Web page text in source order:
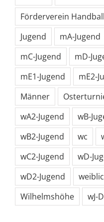
Förderverein
Jugend
mA-Jugend
mC-Jugend
mD-
mE1-Jugend
mE2-
Männer
wA2-Jugend
wB-
wB2-Jugend
wc
wC2-Jugend
wD-
wD2-Jugend
Wilhelmshöhe
wJ-D